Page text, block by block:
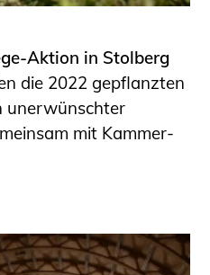
und
Aktion in Stolberg
die 2022 gepflanzten
unerwünschter
mit Kammer-